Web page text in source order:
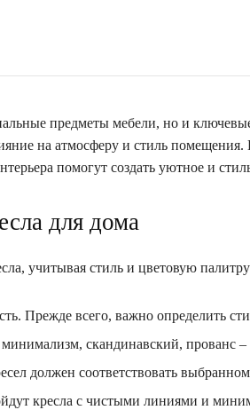
предметы мебели, но и
на атмосферу и стиль
помогут создать уютное и
для дома
учитывая стиль и цветовую
Прежде всего, важно определить
скандинавский, прованс
должен соответствовать
кресла с чистыми линиями и